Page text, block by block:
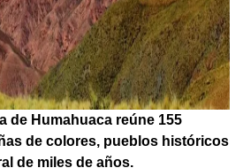
de Humahuaca reúne 155
de colores, pueblos históricos
de miles de años.